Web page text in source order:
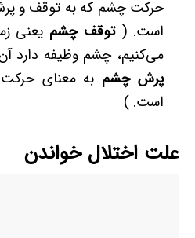
حرکت چشم که به توقف و
است. (توقف چشم یعنی
می‌­کنیم، چشم وظیفه دارد
پرش چشم به معنای
است. )
علت اختلال خواندن